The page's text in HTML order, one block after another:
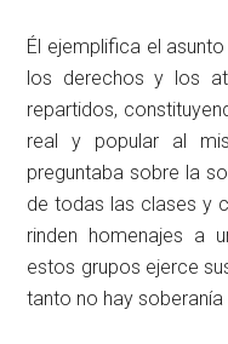
Él ejemplifica el
los derechos y los
repartidos,
real y popular al
preguntaba sobre la
de todas las clases y
rinden homenajes a
estos grupos ejerce
tanto no hay soberanía